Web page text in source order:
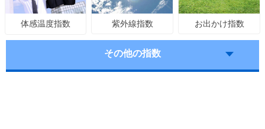
体感温度指数 紫外線指数 お出かけ指数
その他の指数